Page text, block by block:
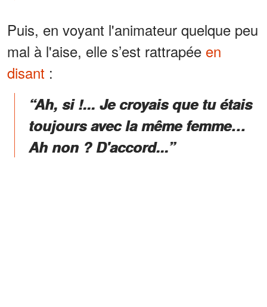
Puis, en voyant l'animateur quelque peu
mal à l'aise, elle s’est rattrapée en
disant :
“Ah, si !... Je croyais que tu étais
toujours avec la même femme…
Ah non ? D'accord...”